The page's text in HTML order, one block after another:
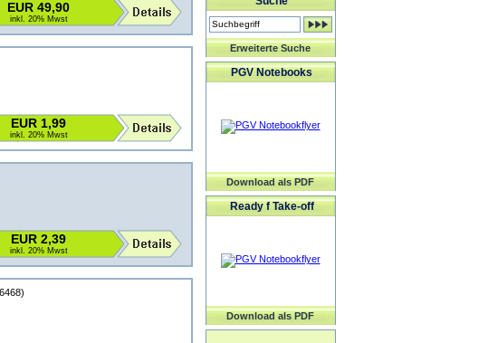
EUR 49,90
inkl. 20% Mwst
EUR 1,99
inkl. 20% Mwst
EUR 2,39
inkl. 20% Mwst
Erweiterte Suche
PGV Notebooks
Download als PDF
Ready f Take-off
Download als PDF